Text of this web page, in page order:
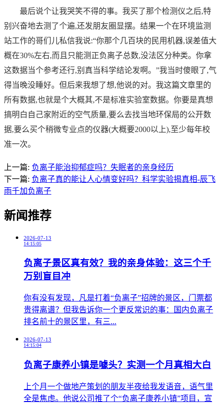
最后说个让我哭笑不得的事。我买了那个检测仪之后,特
别兴奋地去测了个遍,还发朋友圈显摆。结果一个在环境监测
站工作的哥们儿私信我说:“你那个几百块的民用机器,误差值大
概在30%左右,而且只能测正负离子总数,没法区分种类。你拿
这数据当个参考还行,别真当科学结论发啊。”我当时傻眼了,气
得当晚没睡好。但后来我想了想,他说的对。我这篇文章里的
所有数据,也就是个大概其,不是标准实验室数据。你要是真想
搞明白自己家附近的空气质量,要么去找当地环保局的公开数
据,要么买个稍微专业点的仪器(大概要2000以上),至少每年校
准一次。
上一篇: 负离子能治抑郁症吗？失眠者的亲身经历
下一篇: 负离子真的能让人心情变好吗？科学实验揭真相-辰飞
雨千加负离子
新闻推荐
2026-07-13
14:15:05
负离子景区真有效？我的亲身体验：这三个千
万别盲目冲
​你有没有发现，凡是打着“负离子”招牌的景区，门票都
贵得离谱？但我告诉你一个更反常识的事：国内负离子
排名前十的景区里，有三...
2026-07-13
14:15:04
负离子康养小镇是噱头？实测一个月真相大白
​上个月一个做地产策划的朋友半夜给我发语音，语气里
全是焦虑。他说公司推了个“负离子康养小镇”项目，宣